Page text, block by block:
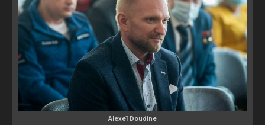
Alexeï Doudine